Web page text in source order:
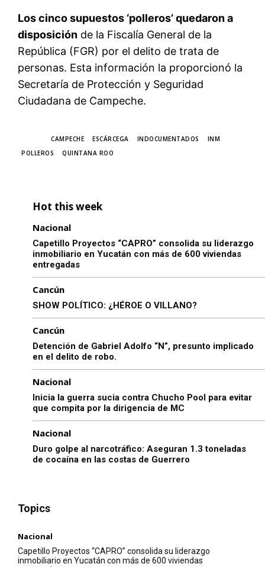
Los cinco supuestos ‘polleros’ quedaron a
disposición de la Fiscalía General de la
República (FGR) por el delito de trata de
personas. Esta información la proporcionó la
Secretaría de Protección y Seguridad
Ciudadana de Campeche.
CAMPECHE ESCÁRCEGA INDOCUMENTADOS
INM
POLLEROS
QUINTANA ROO
Hot this week
Nacional
Capetillo Proyectos “CAPRO” consolida su liderazgo
inmobiliario en Yucatán con más de 600 viviendas
entregadas
Cancún
SHOW POLÍTICO: ¿HÉROE O VILLANO?
Cancún
Detención de Gabriel Adolfo “N”, presunto implicado
en el delito de robo.
Nacional
Inicia la guerra sucia contra Chucho Pool para evitar
que compita por la dirigencia de MC
Nacional
Duro golpe al narcotráfico: Aseguran 1.3 toneladas
de cocaína en las costas de Guerrero
Topics
Nacional
Capetillo Proyectos “CAPRO” consolida su liderazgo
inmobiliario en Yucatán con más de 600 viviendas